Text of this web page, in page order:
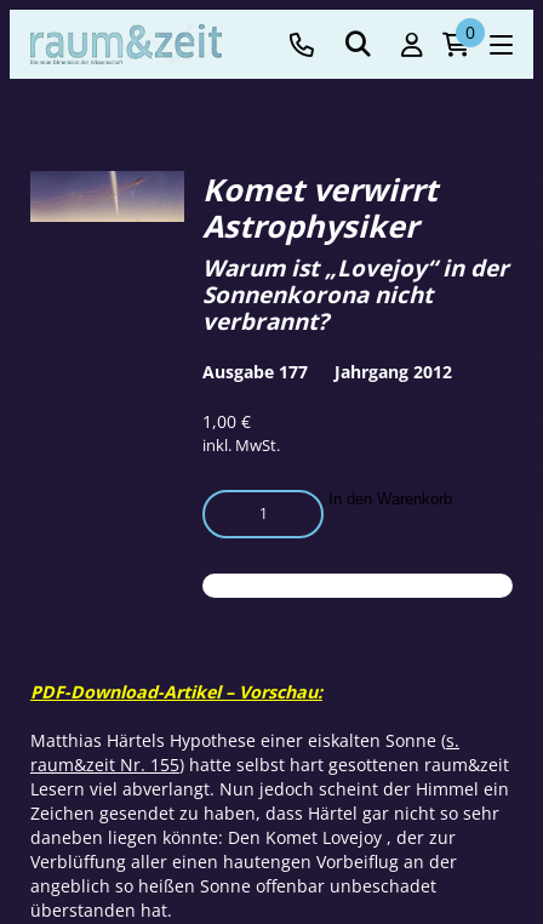
0
Komet verwirrt
Astrophysiker
1,00€
inkl. MwSt.
Warum ist „Lovejoy“ in der
Sonnenkorona nicht
verbrannt?
Komet
verwirrt
Menge
In den Warenkorb
Ausgabe 177 Jahrgang 2012
PDF-Download-Artikel – Vorschau:
Matthias Härtels Hypothese einer eiskalten Sonne (s.
raum&zeit Nr. 155) hatte selbst hart gesottenen raum&zeit
Lesern viel abverlangt. Nun jedoch scheint der Himmel ein
Zeichen gesendet zu haben, dass Härtel gar nicht so sehr
daneben liegen könnte: Den Komet Lovejoy , der zur
Verblüffung aller einen hautengen Vorbeiflug an der
angeblich so heißen Sonne offenbar unbeschadet
überstanden hat.